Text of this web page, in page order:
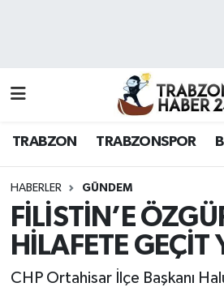
TRABZON TRABZONSPOR
HABERLER GÜNDEM
FİLİSTİN’E
HİLAFETE GEÇİT
CHP Ortahisar İlçe Başkanı
Hava Durumu
Namaz Vakitleri
Trafik Durumu
Süper Lig Puan Durumu ve
Tüm Manşetler